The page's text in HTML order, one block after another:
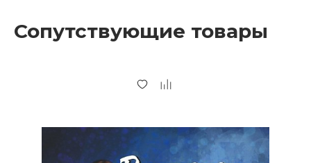
Сопутствующие товары